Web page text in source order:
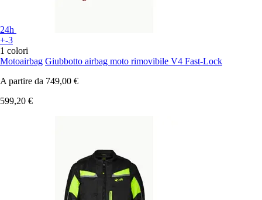
24h
+-3
1 colori
Motoairbag Giubbotto airbag moto rimovibile V4 Fast-Lock
A partire da 749,00 €
599,20 €